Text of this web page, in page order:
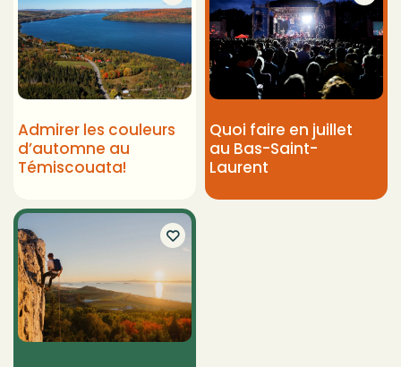
Admirer les couleurs
d’automne au
Témiscouata!
Quoi faire en juillet
au Bas-Saint-
Laurent